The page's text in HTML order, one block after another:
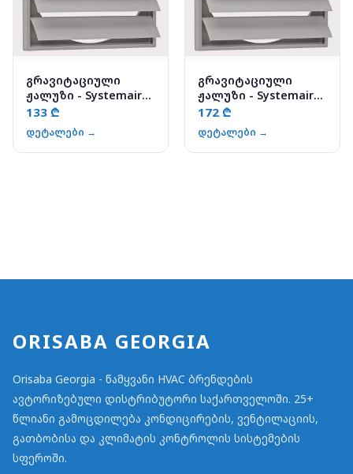
გრავიტაციული
ჟალუზი - Systemair
VK-40
133 ₾
დეტალები →
გრავიტაციული
ჟალუზი - Systemair
VK-45
172 ₾
დეტალები →
ORISABA GEORGIA
Orisaba Georgia - წამყვანი HVAC ბრენდების
ავტორიზებული დისტრიბუტორი საქართველოში. 25+
წლიანი გამოცდილება კონდიცირების, ვენტილაციის,
გათბობისა და კლიმატის კონტროლის სისტემების
სფეროში.